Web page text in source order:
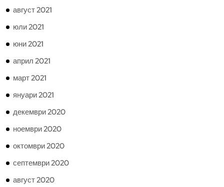
август 2021
юли 2021
юни 2021
април 2021
март 2021
януари 2021
декември 2020
ноември 2020
октомври 2020
септември 2020
август 2020